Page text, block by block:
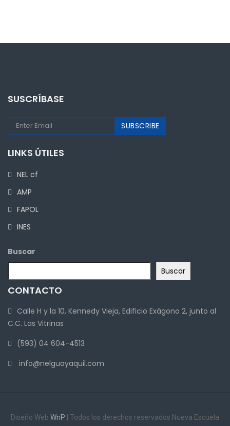
SUSCRÍBASE
LINKS ÚTILES
NEL cf
AMP
FAPOL
INES
Buscar
Buscar
CONTACTO
Calle H y la 10, Kennedy Vieja, Edificio Exágono 2, junto al
C.C. Las Vitrinas
(593) 04 604-4513
info@nelguayaquil.com
Diseño Web WnP
| Todos los derechos reservados Nueva Escuela